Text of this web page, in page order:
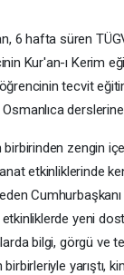
6 hafta süren
Kur'an-ı Kerim
tecvit
derslerine
zengin
etkinliklerinde
yeni
bilgi, görgü ve
birbirleriyle yarıştı,